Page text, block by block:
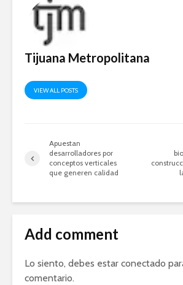
Tijuana Metropolitana
VIEW ALL POSTS
Apuestan
desarrolladores por
conceptos verticales
que generen calidad
Add comment
Lo siento, debes estar conectado
comentario.